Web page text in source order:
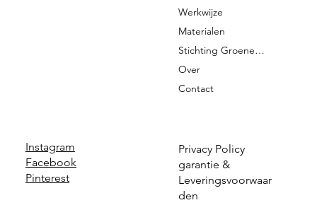
Instagram
Facebook
Pinterest
Privacy Policy
garantie &
Leveringsvoorwaar
den
Werkwijze
Materialen
Stichting Groene Graven
Over
Contact